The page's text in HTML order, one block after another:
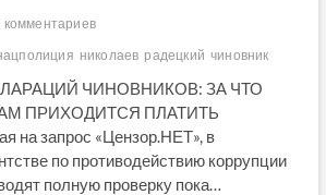
комментариев
николаев радецкий чиновник
ЧИНОВНИКОВ: ЗА ЧТО
ПРИХОДИТСЯ ПЛАТИТЬ
на запрос «Цензор.НЕТ», в
по противодействию коррупции
полную проверку пока…